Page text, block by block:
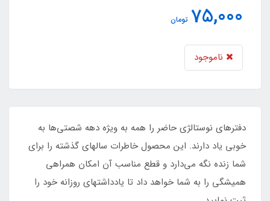
75,000 تومان
ناموجود
دفترهای نوستالژی حاضر را همه به ویژه دهه شصتی‌ها به
خوبی یاد دارند. این محصول خاطرات سالهای گذشته را برای
شما زنده نگه‌ می‌دارد و قطع مناسب آن امکان همراهی
همیشگی را به شما خواهد داد تا یادداشتهای روزانه خود را